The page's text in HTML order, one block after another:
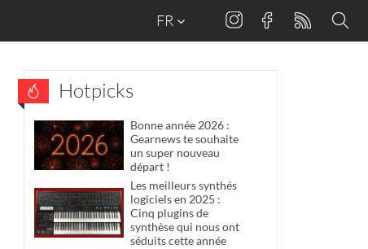
FR
Hotpicks
Bonne année 2026 :
Gearnews te souhaite
un super nouveau
départ !
Les meilleurs synthés
logiciels en 2025 :
Cinq plugins de
synthèse qui nous ont
séduits cette année